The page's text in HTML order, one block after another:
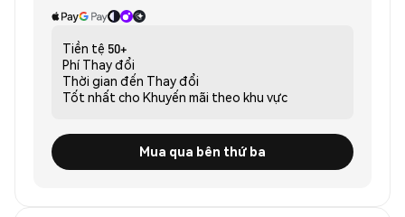
Tiền tệ 50+
Phí Thay đổi
Thời gian đến Thay đổi
Tốt nhất cho Khuyến mãi theo khu vực
Mua qua bên thứ ba